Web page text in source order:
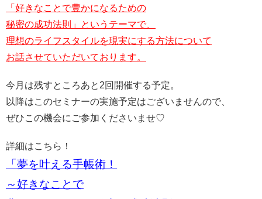
「好きなことで豊かになるための
秘密の成功法則」というテーマで、
理想のライフスタイルを現実にする方法について
お話させていただいております。
今月は残すところあと2回開催する予定。
以降はこのセミナーの実施予定はございませんので、
ぜひこの機会にご参加くださいませ♡
詳細はこちら！
「夢を叶える手帳術！
～好きなことで